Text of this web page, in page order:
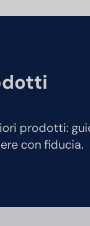
prodotti:
con fiducia.